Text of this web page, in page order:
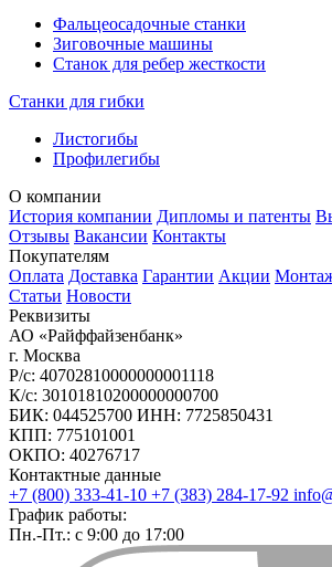
Фальцеосадочные станки
Зиговочные машины
Станок для ребер жесткости
Станки для гибки
Листогибы
Профилегибы
О компании
История компании Дипломы и патенты
Отзывы Вакансии Контакты
Покупателям
Оплата Доставка Гарантии Акции
Статьи Новости
Реквизиты
АО «Райффайзенбанк»
г. Москва
Р/с: 40702810000000001118
К/с: 30101810200000000700
БИК: 044525700 ИНН: 7725850431
КПП: 775101001
ОКПО: 40276717
Контактные данные
+7 (800) 333-41-10 +7 (383) 284-17-92
График работы:
Пн.-Пт.: с 9:00 до 17:00